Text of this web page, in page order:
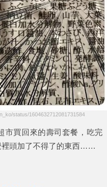
status/1604632712081731584
市買回來的壽司 套餐，吃完
裡頭加了不得了的東西……